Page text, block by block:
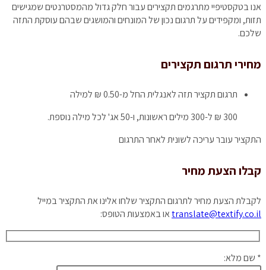
אנו בטקסטיפיי מתרגמים תקצירים עבור חלק גדול מהמסטרנטים שמגישים
תזות, ומקפידים על תרגום נכון של המונחים והמושגים שבהם עוסקת התזה
שלכם.
מחירי תרגום תקצירים
תרגום תקציר תזה לאנגליתהחל מ-0.50 ₪ למילה
300 ₪ ל-300 מילים ראשונות, ו-50 אג' לכל מילה נוספת.
התקציר עובר עריכה לשונית לאחר התרגום
קבלו הצעת מחיר
לקבלת הצעת מחיר לתרגום התקציר שלחו אלינו את התקציר במייל
translate@textify.co.ilאו באמצעות הטופס:
* שם מלא: